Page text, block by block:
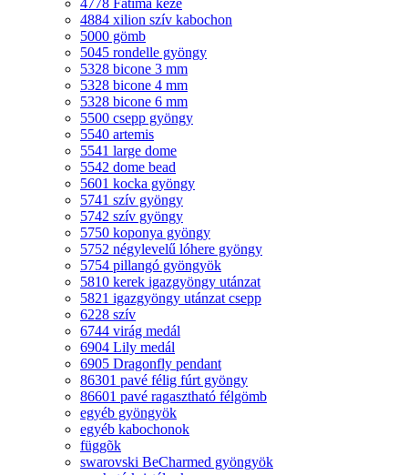
4778 Fatima keze
4884 xilion szív kabochon
5000 gömb
5045 rondelle gyöngy
5328 bicone 3 mm
5328 bicone 4 mm
5328 bicone 6 mm
5500 csepp gyöngy
5540 artemis
5541 large dome
5542 dome bead
5601 kocka gyöngy
5741 szív gyöngy
5742 szív gyöngy
5750 koponya gyöngy
5752 négylevelű lóhere gyöngy
5754 pillangó gyöngyök
5810 kerek igazgyöngy utánzat
5821 igazgyöngy utánzat csepp
6228 szív
6744 virág medál
6904 Lily medál
6905 Dragonfly pendant
86301 pavé félig fúrt gyöngy
86601 pavé ragasztható félgömb
egyéb gyöngyök
egyéb kabochonok
függõk
swarovski BeCharmed gyöngyök